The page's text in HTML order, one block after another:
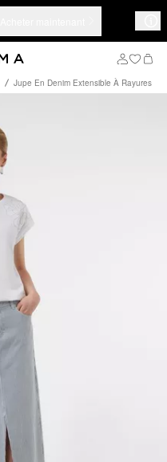
Jupe En Denim Extensible À Rayures